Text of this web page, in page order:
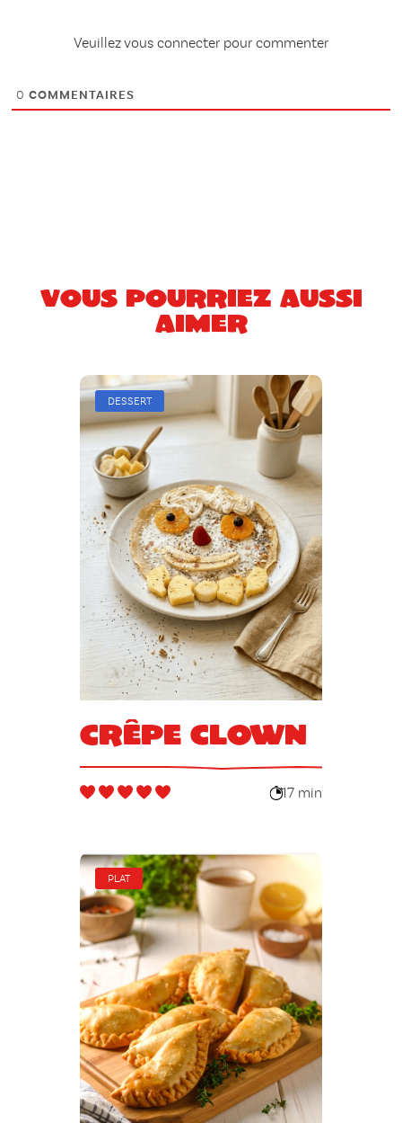
Veuillez vous connecter pour commenter
0 COMMENTAIRES
Vous pourriez aussi
aimer
DESSERT
Crêpe clown
17 min
PLAT